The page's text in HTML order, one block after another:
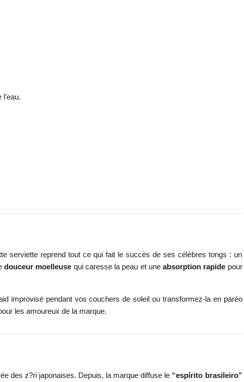
serviette reprend tout ce qui fait le succès de ses célèbres tongs : un
douceur moelleuse qui caresse la peau et uneabsorption rapide pour
improvisé pendant vos couchers de soleil ou transformez-la en paréo
les amoureux de la marque.
des z?ri japonaises. Depuis, la marque diffuse le “espírito brasileiro”